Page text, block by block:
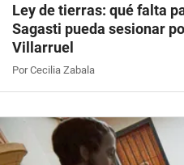
Ley de tierras: qué falta
Sagasti pueda sesionar
Villarruel
Por Cecilia Zabala